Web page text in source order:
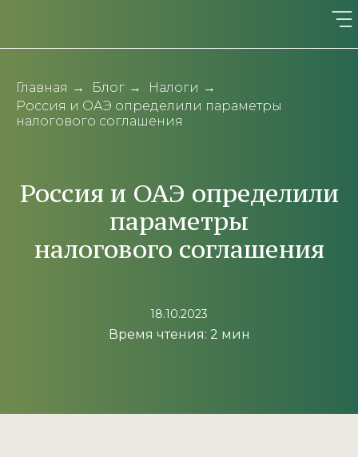
Главная → Блог → Налоги →
Россия и ОАЭ определили параметры
налогового соглашения
Россия и ОАЭ определили
параметры
налогового соглашения
18.10.2023
Время чтения: 2 мин